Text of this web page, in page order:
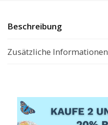
Beschreibung
Zusätzliche Informationen